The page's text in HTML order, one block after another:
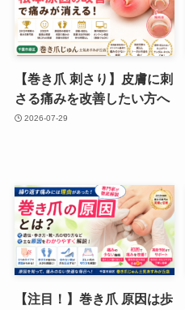
【巻き爪 刺さり】皮膚に刺
さる痛みを改善したい方へ
2026-07-29
【注目！】巻き爪 原因は歩